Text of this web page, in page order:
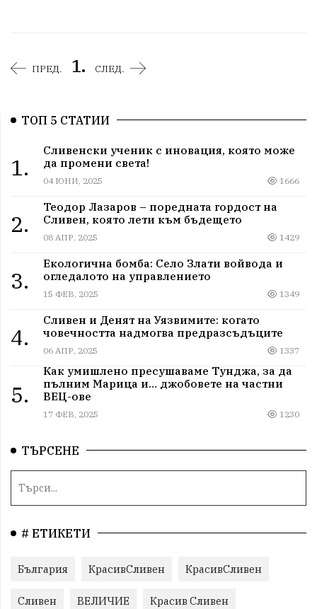
ПРЕД. 1. СЛЕД.
ТОП 5 СТАТИИ
1.
Сливенски ученик с иновация, която може
да промени света!
04 ЮНИ, 2025 1666
2.
Теодор Лазаров – поредната гордост на
Сливен, която лети към бъдещето
08 АПР, 2025 1429
3.
Екологична бомба: Село Злати войвода и
огледалото на управлението
15 ФЕВ, 2025 1349
4.
Сливен и Денят на Уязвимите: когато
човечността надмогва предразсъдъците
06 АПР, 2025 1337
5.
Как умишлено пресушаваме Тунджа, за да
пълним Марица и… джобовете на частни
ВЕЦ-ове
17 ФЕВ, 2025 1230
ТЪРСЕНЕ
# ЕТИКЕТИ
България КрасивСливен КрасивСливен
Сливен ВЕЛИЧИЕ Красив Сливен